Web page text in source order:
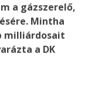
a gázszerelő,
Mintha
milliárdosait
a DK